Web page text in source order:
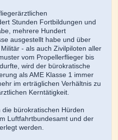
Stunden Fortbildungen und
mehrere Hundert
ausgestellt habe und über
- als auch Zivilpiloten aller
vom Propellerflieger bis
wird der bürokratische
als AME Klasse 1 immer
im erträglichen Verhältnis zu
Kerntätigkeit.
bürokratischen Hürden
Luftfahrtbundesamt und der
werden.